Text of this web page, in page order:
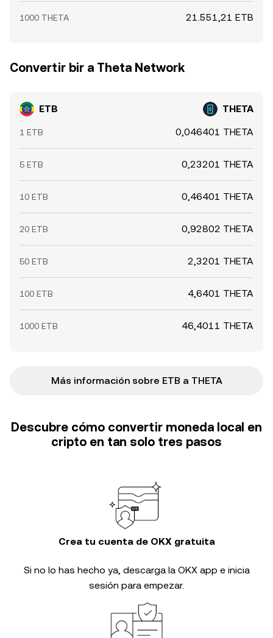
1000 THETA 21.551,21 ETB
Convertir bir a Theta Network
ETB THETA
1 ETB 0,046401 THETA
5 ETB 0,23201 THETA
10 ETB 0,46401 THETA
20 ETB 0,92802 THETA
50 ETB 2,3201 THETA
100 ETB 4,6401 THETA
1000 ETB 46,4011 THETA
Más información sobre ETB a THETA
Descubre cómo convertir moneda local en
cripto en tan solo tres pasos
Crea tu cuenta de OKX gratuita
Si no lo has hecho ya, descarga la OKX app e inicia
sesión para empezar.